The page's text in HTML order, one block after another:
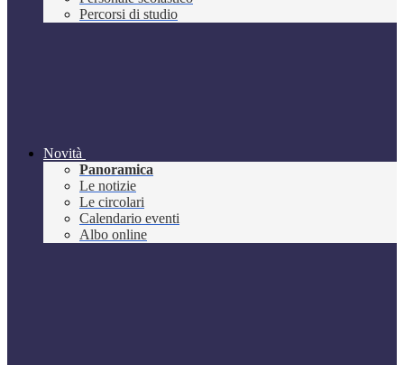
Percorsi di studio
Novità
Panoramica
Le notizie
Le circolari
Calendario eventi
Albo online